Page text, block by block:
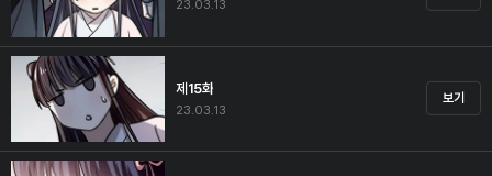
23.03.13
제15화
23.03.13
보기